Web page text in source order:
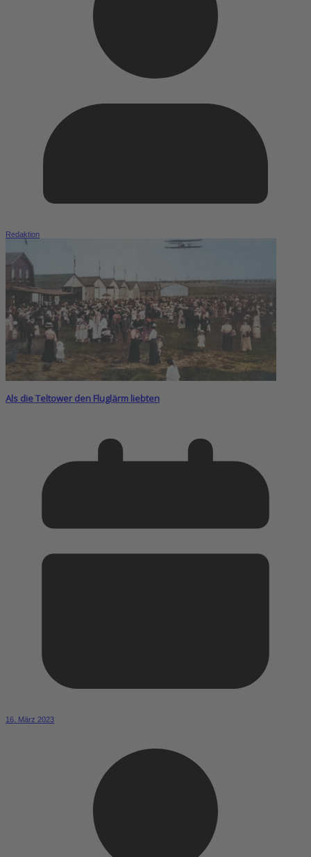
Redaktion
Als die Teltower den Fluglärm liebten
16. März 2023